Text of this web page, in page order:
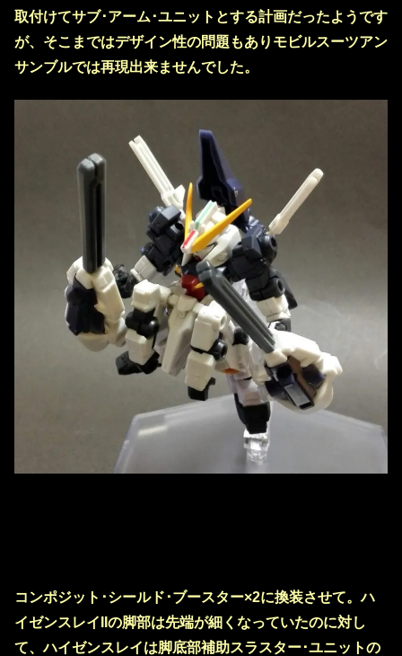
取付けてサブ･アーム･ユニットとする計画だったようです
が、そこまではデザイン性の問題もありモビルスーツアン
サンブルでは再現出来ませんでした。
コンポジット･シールド･ブースター×2に換装させて。ハ
イゼンスレイIIの脚部は先端が細くなっていたのに対し
て、ハイゼンスレイは脚底部補助スラスター･ユニットの